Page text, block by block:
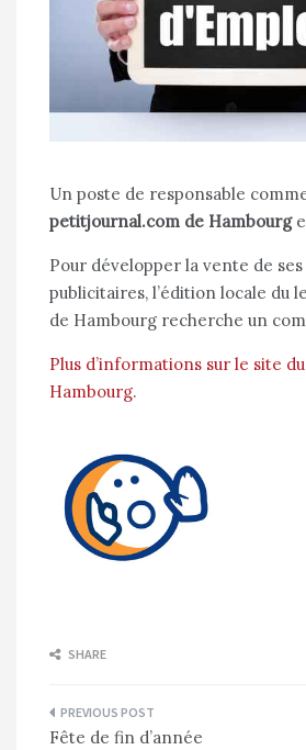
Un poste de responsable
petitjournal.com de Hambourg
Pour développer la vente de ses
publicitaires, l’édition locale du
de Hambourg recherche un
Plus d’informations sur le site
Hambourg.
SHARE
Navigation
Fête de fin d’année